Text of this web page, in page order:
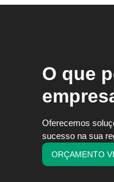
O que
Oferecemos
sucesso na sua
ORÇAMENTO